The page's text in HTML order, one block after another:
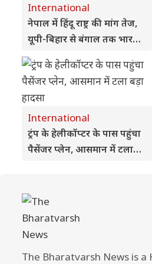
International
नेपाल में हिंदू राष्ट्र की मांग तेज,
यूपी-बिहार से बंगाल तक भारत-
नेपाल सीमा पर हाई अलर्ट
International
ट्रंप के हेलीकॉप्टर के पास पहुंचा
पैसेंजर प्लेन, आसमान में टला
The Bharatvarsh News is a